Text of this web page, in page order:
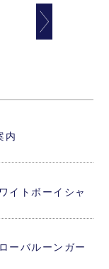
内
イトボーイシャ
ーバルーンガー